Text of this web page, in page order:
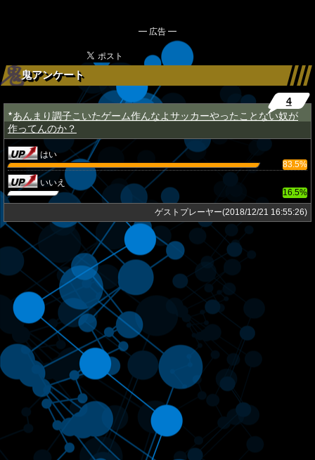
━ 広告 ━
鬼アンケート
★ あんまり調子こいたゲーム作んなよサッカーやったことない奴が
作ってんのか？
4
はい
83.5%
いいえ
16.5%
ゲストプレーヤー(2018/12/21 16:55:26)